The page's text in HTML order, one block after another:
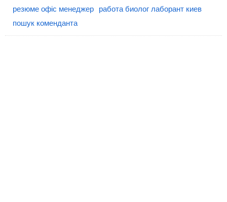
резюме офіс менеджер
работа биолог лаборант киев
пошук коменданта